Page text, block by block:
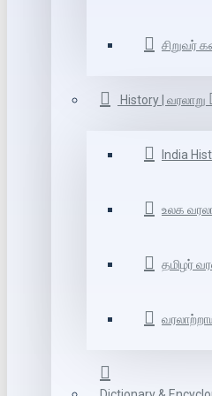
சிறுவர்
History | வரலாறு
India
உலக
தமிழர்